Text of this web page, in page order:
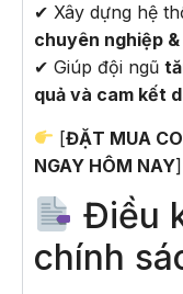
✔ Xây dựng hệ
chuyên nghiệp
✔ Giúp đội ngũ
quả và cam kết
[ĐẶT MUA
NGAY HÔM NAY]
Điều
chính